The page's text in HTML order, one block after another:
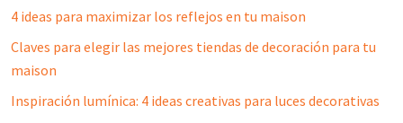
4 ideas para maximizar los reflejos en tu maison
Claves para elegir las mejores tiendas de decoración para tu
maison
Inspiración lumínica: 4 ideas creativas para luces decorativas